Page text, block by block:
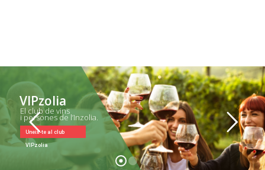
VIPzolia
Uneix-te al club
VIPzolia
El club de vins
i persones de l’Inzolia.